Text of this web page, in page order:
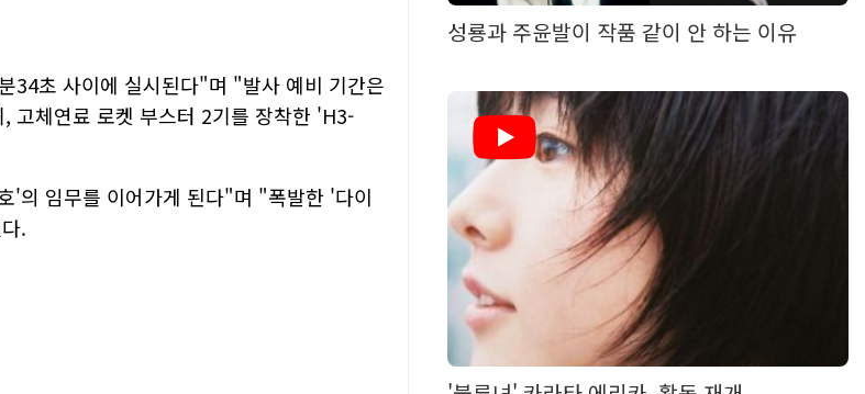
34초 사이에 실시된다"며 "발사 예비 기간은
고체연료 로켓 부스터 2기를 장착한 'H3-
'의 임무를 이어가게 된다"며 "폭발한 '다이
.
성룡과 주윤발이 작품 같이 안 하는 이유